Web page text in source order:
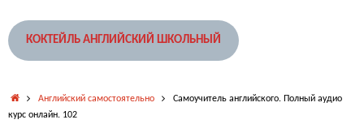
КОКТЕЙЛЬ АНГЛИЙСКИЙ ШКОЛЬНЫЙ
ГлавнаяАнглийский самостоятельно
Самоучитель английского. Полный аудио
курс онлайн. 102